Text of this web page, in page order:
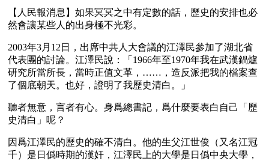
【人民報消息】如果冥冥之中有定數的話，歷史的安排也必
然會讓某些人的出身極不光彩。
2003年3月12日，出席中共人大會議的江澤民參加了湖北省
代表團的討論。江澤民說：「1966年至1970年我在武漢鍋爐
研究所當所長，當時正值文革，……，造反派把我的檔案查
了個底朝天。也好，證明了我歷史清白。」
聽者無意，言者有心。身爲總書記，爲什麼要表白自己「歷
史清白」呢？
因爲江澤民的歷史的確不清白。他的生父江世俊（又名江冠
千）是日僞時期的漢奸，江澤民上的大學是日僞中央大學，